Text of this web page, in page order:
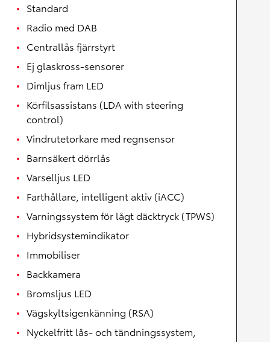
Standard
Radio med DAB
Centrallås fjärrstyrt
Ej glaskross-sensorer
Dimljus fram LED
Körfilsassistans (LDA with steering
control)
Vindrutetorkare med regnsensor
Barnsäkert dörrlås
Varselljus LED
Farthållare, intelligent aktiv (iACC)
Varningssystem för lågt däcktryck (TPWS)
Hybridsystemindikator
Immobiliser
Backkamera
Bromsljus LED
Vägskyltsigenkänning (RSA)
Nyckelfritt lås- och tändningssystem,